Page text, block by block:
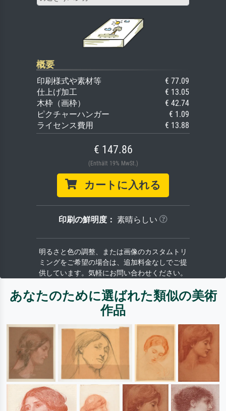
概要
印刷様式や素材等
€ 77.09
仕上げ加工
€ 13.05
木枠（画枠）
€ 42.74
ピクチャーハンガー
€ 1.09
ライセンス費用
€ 13.88
€ 147.86
(Enthält 19% MwSt.)
カートに入れる
印刷の鮮明度： 素晴らしい
明るさと色の調整、または画像のカスタムトリ
ミングをご希望の場合は、追加料金なしでご提
供しています。気軽にお問い合わせください。
あなたのために選ばれた類似の美術
作品